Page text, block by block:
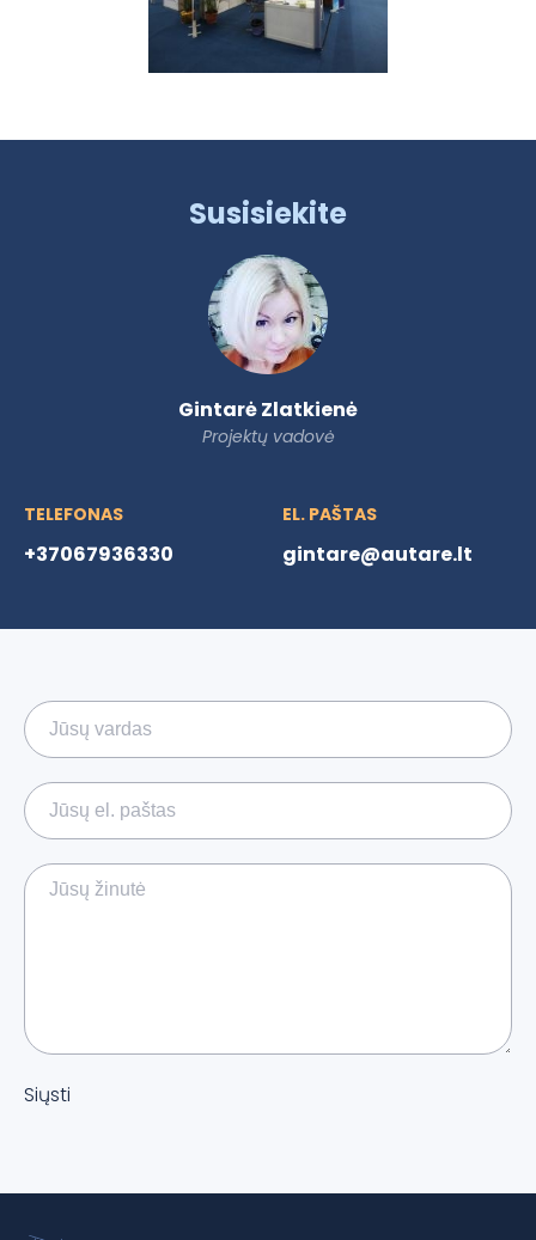
Susisiekite
Gintarė Zlatkienė
Projektų vadovė
TELEFONAS
+37067936330
EL. PAŠTAS
gintare@autare.lt
Siųsti